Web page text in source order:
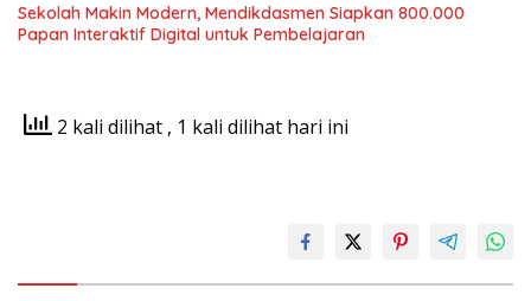
Sekolah Makin Modern, Mendikdasmen Siapkan 800.000
Papan Interaktif Digital untuk Pembelajaran
2 kali dilihat , 1 kali dilihat hari ini